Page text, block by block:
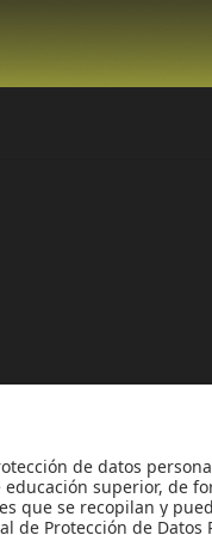
Universidad de los
como Universidad: Decreto